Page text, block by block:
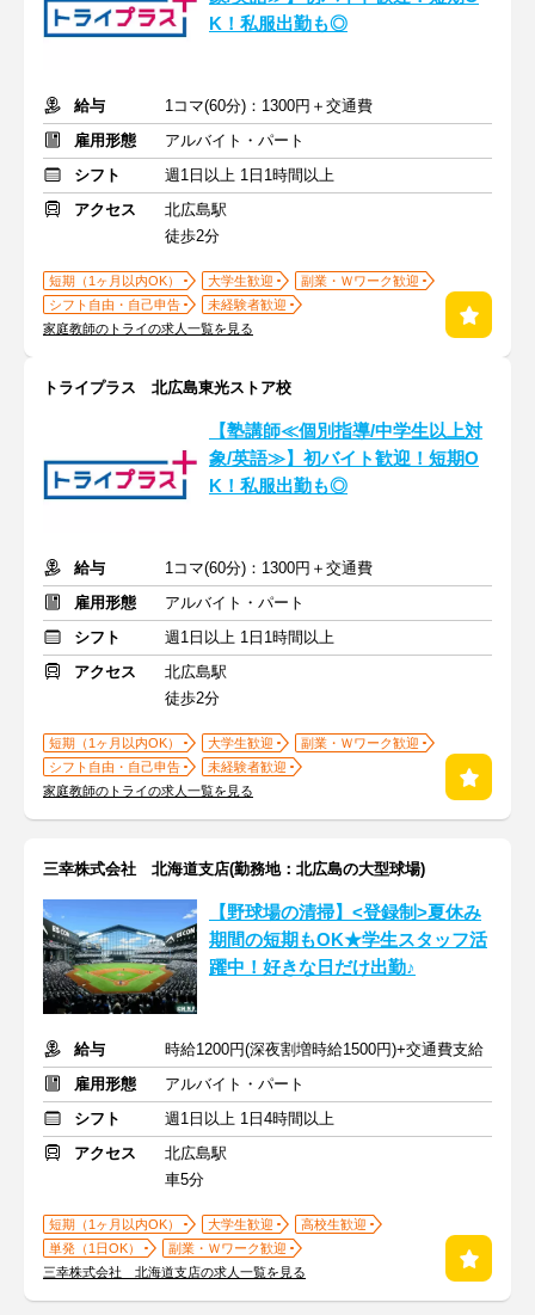
K！私服出勤も◎
給与
1コマ(60分)：1300円＋交通費
雇用形態
アルバイト・パート
シフト
週1日以上 1日1時間以上
アクセス
北広島駅
徒歩2分
短期（1ヶ月以内OK） 大学生歓迎
副業・Ｗワーク歓迎
シフト自由・自己申告
未経験者歓迎
家庭教師のトライの求人一覧を見る
トライプラス 北広島東光ストア校
【塾講師≪個別指導/中学生以上対
象/英語≫】初バイト歓迎！短期O
K！私服出勤も◎
給与
1コマ(60分)：1300円＋交通費
雇用形態
アルバイト・パート
シフト
週1日以上 1日1時間以上
アクセス
北広島駅
徒歩2分
短期（1ヶ月以内OK） 大学生歓迎
副業・Ｗワーク歓迎
シフト自由・自己申告
未経験者歓迎
家庭教師のトライの求人一覧を見る
三幸株式会社 北海道支店(勤務地：北広島の大型球場)
【野球場の清掃】<登録制>夏休み
期間の短期もOK★学生スタッフ活
躍中！好きな日だけ出勤♪
給与
時給1200円(深夜割増時給1500円)+交通費支給
雇用形態
アルバイト・パート
シフト
週1日以上 1日4時間以上
アクセス
北広島駅
車5分
短期（1ヶ月以内OK） 大学生歓迎
高校生歓迎
単発（1日OK）
副業・Ｗワーク歓迎
三幸株式会社 北海道支店の求人一覧を見る